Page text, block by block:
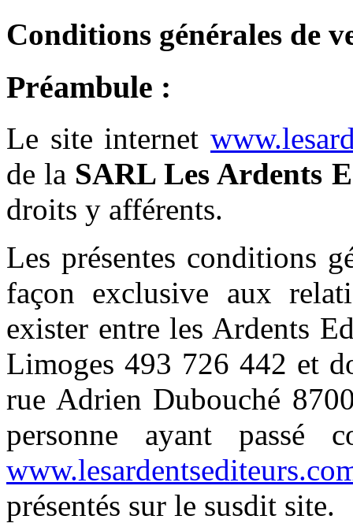
Conditions générales de
Préambule :
Le site internet
de la SARL Les Ardents
droits y afférents.
Les présentes conditions
façon exclusive aux
exister entre les Ardents
Limoges 493 726 442 et
rue Adrien Dubouché
personne ayant passé
présentés sur le susdit site.